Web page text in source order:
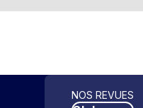
NOS REVUES